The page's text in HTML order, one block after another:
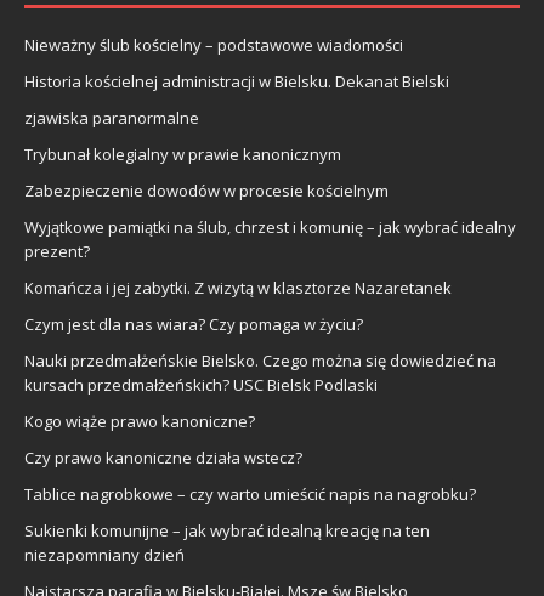
Nieważny ślub kościelny – podstawowe wiadomości
Historia kościelnej administracji w Bielsku. Dekanat Bielski
zjawiska paranormalne
Trybunał kolegialny w prawie kanonicznym
Zabezpieczenie dowodów w procesie kościelnym
Wyjątkowe pamiątki na ślub, chrzest i komunię – jak wybrać idealny
prezent?
Komańcza i jej zabytki. Z wizytą w klasztorze Nazaretanek
Czym jest dla nas wiara? Czy pomaga w życiu?
Nauki przedmałżeńskie Bielsko. Czego można się dowiedzieć na
kursach przedmałżeńskich? USC Bielsk Podlaski
Kogo wiąże prawo kanoniczne?
Czy prawo kanoniczne działa wstecz?
Tablice nagrobkowe – czy warto umieścić napis na nagrobku?
Sukienki komunijne – jak wybrać idealną kreację na ten
niezapomniany dzień
Najstarsza parafia w Bielsku-Białej. Msze św Bielsko